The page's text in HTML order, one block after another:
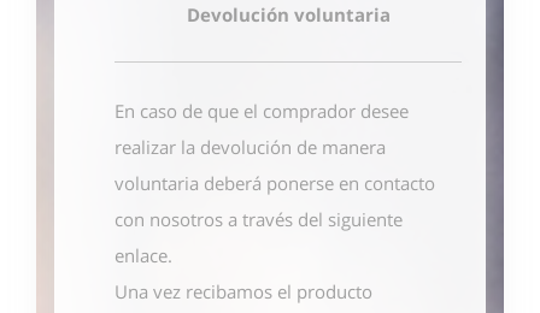
Devolución voluntaria
En caso de que el comprador desee
realizar la devolución de manera
voluntaria deberá ponerse en contacto
con nosotros a través del siguiente
enlace.
Una vez recibamos el producto